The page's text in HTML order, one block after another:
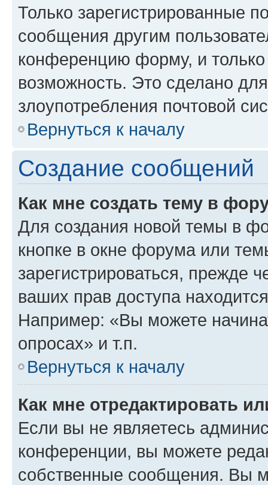
Только зарегистрированные
сообщения другим
конференцию форму, и
возможность. Это сделано
злоупотребления почтовой
Вернуться к началу
Создание сообщений
Как мне создать тему в
Для создания новой темы в
кнопке в окне форума или
зарегистрироваться, прежде
ваших прав доступа
Например: «Вы можете
опросах» и т.п.
Вернуться к началу
Как мне отредактировать
Если вы не являетесь
конференции, вы можете
собственные сообщения. Вы